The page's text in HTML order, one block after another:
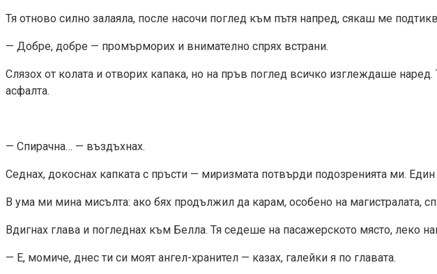
Тя отново силно залаяла, после насочи поглед към пътя напред, сякаш ме
— Добре, добре — промърморих и внимателно спрях встрани.
Слязох от колата и отворих капака, но на пръв поглед всичко изглеждаше
асфалта.
— Спирачна… — въздъхнах.
Седнах, докоснах капката с пръсти — миризмата потвърди подозренията ми.
В ума ми мина мисълта: ако бях продължил да карам, особено на магистралата,
Вдигнах глава и погледнах към Белла. Тя седеше на пасажерското място, леко
— Е, момиче, днес ти си моят ангел-хранител — казах, галейки я по главата.